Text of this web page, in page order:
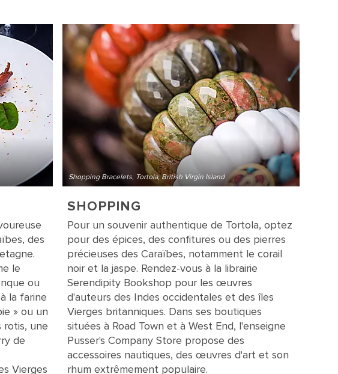
des
le
ou
la farine
» ou un
rotis, une
de
Vierges
Shopping Bracelets, Tortola, British Virgin Island
SHOPPING
Pour un souvenir authentique de Tortola, optez
pour des épices, des confitures ou des pierres
précieuses des Caraïbes, notamment le corail
noir et la jaspe. Rendez-vous à la librairie
Serendipity Bookshop pour les œuvres
d'auteurs des Indes occidentales et des îles
Vierges britanniques. Dans ses boutiques
situées à Road Town et à West End, l'enseigne
Pusser's Company Store propose des
accessoires nautiques, des œuvres d'art et son
rhum extrêmement populaire.